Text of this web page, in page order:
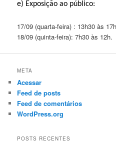
e) Exposição ao público:
17/09 (quarta-feira) : 13h30 às
18/09 (quinta-feira): 7h30 às 12h.
META
Acessar
Feed de posts
Feed de comentários
WordPress.org
POSTS RECENTES